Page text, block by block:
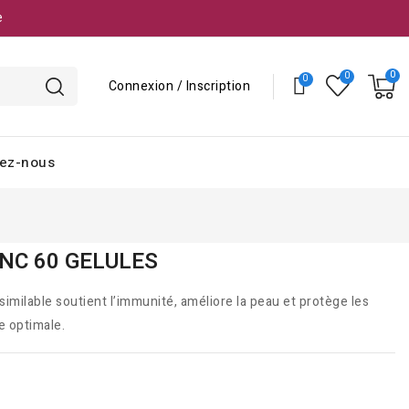
Connexion / Inscription
nous
60 GELULES
soutient l’immunité, améliore la peau et protège les
optimale.